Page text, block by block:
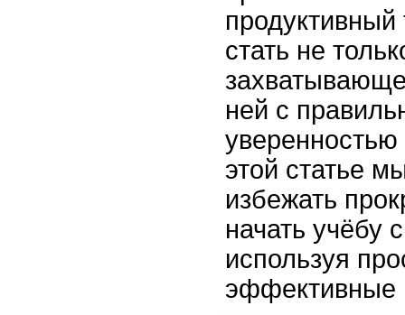
стать не
ней с
этой статье
избежать
начать учёбу
используя
эффективные